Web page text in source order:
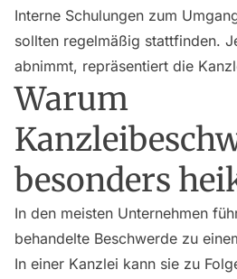
Interne Schulungen zum
sollten regelmäßig stattfinden.
abnimmt, repräsentiert die
Warum
besonders
In den meisten Unternehmen
behandelte Beschwerde zu
In einer Kanzlei kann sie zu